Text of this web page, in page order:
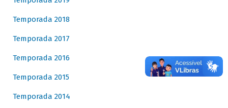
Temporada 2018
Temporada 2017
Temporada 2016
Temporada 2015
Temporada 2014